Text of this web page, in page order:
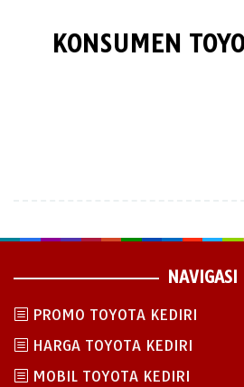
KONSUMEN
NAVIGASI
PROMO TOYOTA KEDIRI
HARGA TOYOTA KEDIRI
MOBIL TOYOTA KEDIRI